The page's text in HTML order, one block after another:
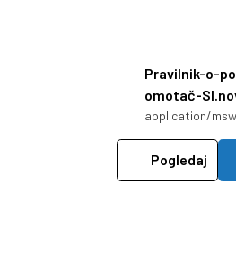
Pravilnik-o-
omotač-
application/
Pogledaj